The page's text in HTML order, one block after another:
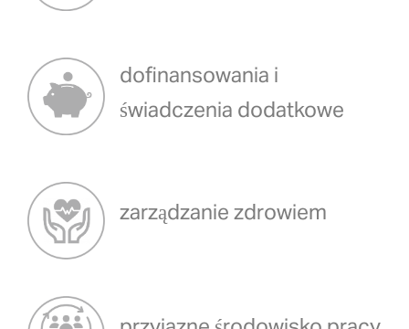
dofinansowania i
świadczenia dodatkowe
zarządzanie zdrowiem